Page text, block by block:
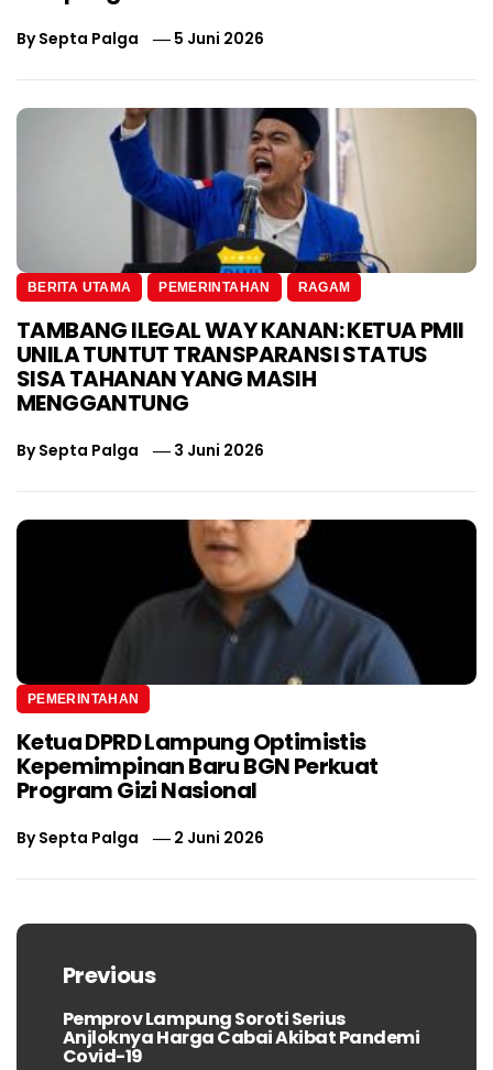
BySepta Palga 5 Juni 2026
BERITA UTAMA PEMERINTAHAN RAGAM
TAMBANG ILEGAL WAY KANAN: KETUA PMII
UNILA TUNTUT TRANSPARANSI STATUS
SISA TAHANAN YANG MASIH
MENGGANTUNG
BySepta Palga 3 Juni 2026
PEMERINTAHAN
Ketua DPRD Lampung Optimistis
Kepemimpinan Baru BGN Perkuat
Program Gizi Nasional
BySepta Palga 2 Juni 2026
Navigasi
posPrevious
Previous
post:
Pemprov Lampung Soroti Serius
Anjloknya Harga Cabai Akibat Pandemi
Covid-19